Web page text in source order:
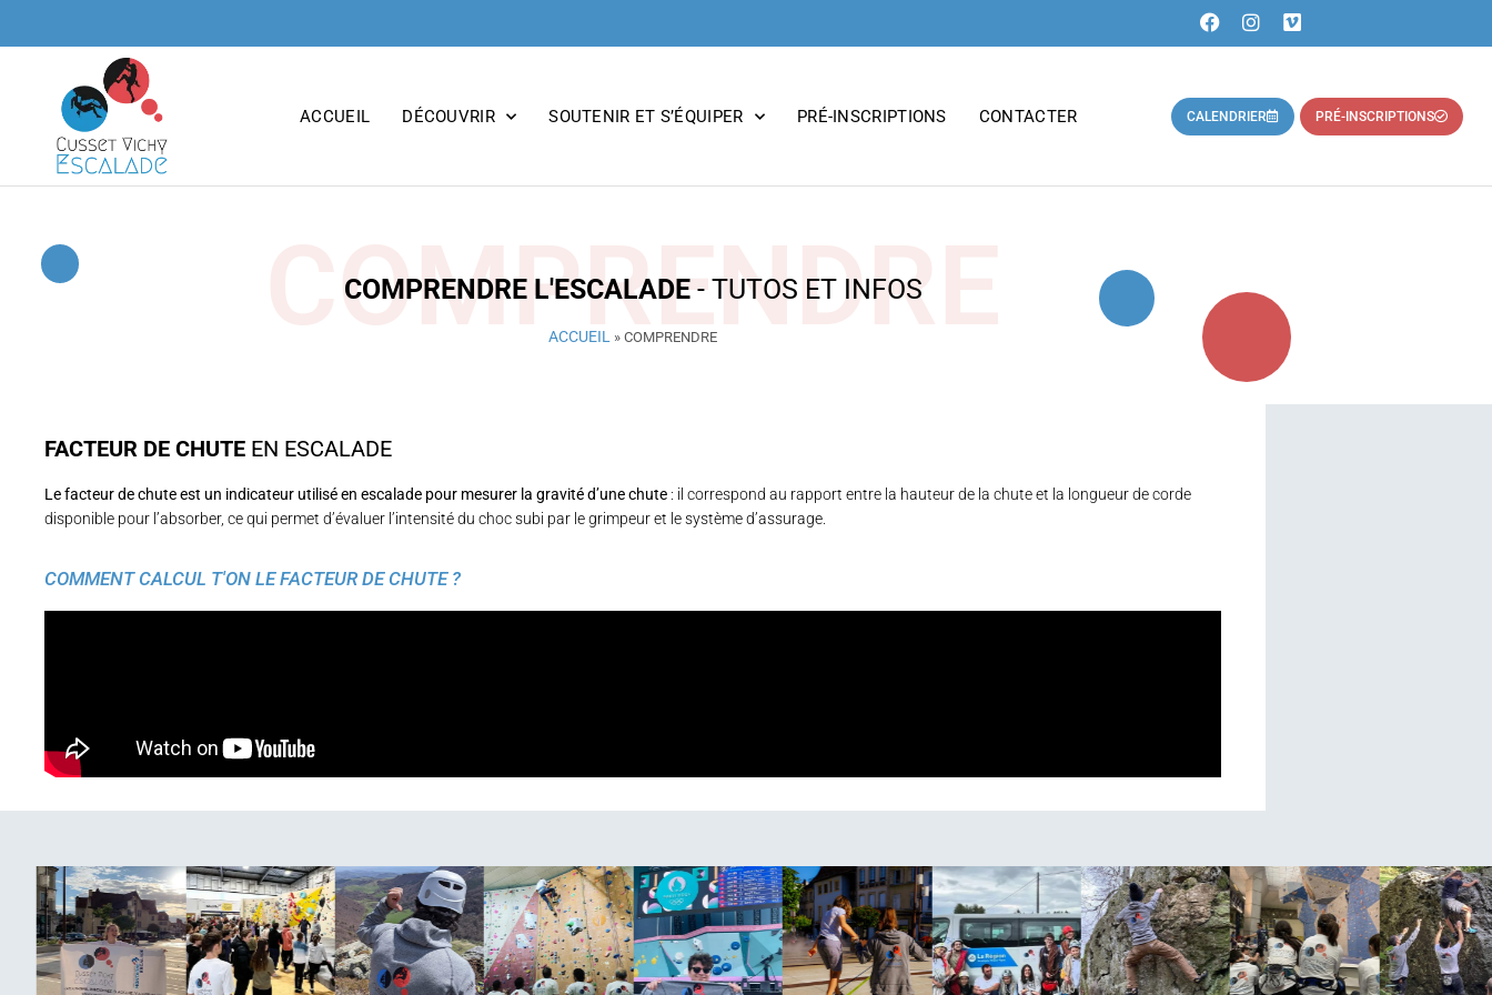
ACCUEIL DÉCOUVRIR SOUTENIR ET S’ÉQUIPER PRÉ-INSCRIPTIONS CONTACTER CALENDRIER PRÉ-INSCRIPTIONS
COMPRENDRE L'ESCALADE- TUTOS ET INFOS
COMPRENDRE
ACCUEIL » COMPRENDRE
FACTEUR DE CHUTE EN ESCALADE
Le facteur de chute est un indicateur utilisé en escalade pour mesurer la gravité d’une chute : il correspond au rapport entre la hauteur de la chute et la longueur de corde
disponible pour l’absorber, ce qui permet d’évaluer l’intensité du choc subi par le grimpeur et le système d’assurage.
COMMENT CALCUL T'ON LE FACTEUR DE CHUTE ?